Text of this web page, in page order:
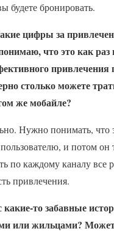
будете бронировать.
цифры за
что это как раз
привлечения
столько можете
же мобайле?
Нужно понимать, что
и потом он
по каждому каналу все
привлечения.
то забавные
или жильцами?